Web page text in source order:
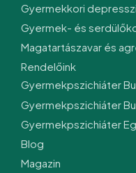
Gyermekkori
Gyermek- és
Magatartászavar és
Rendelőink
Gyermekpszichiáter
Gyermekpszichiáter
Gyermekpszichiáter
Blog
Magazin